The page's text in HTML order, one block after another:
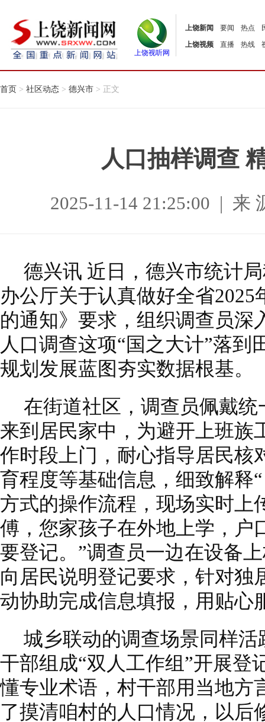
上饶视听网
上饶新闻 要闻 热点
上饶视频
直播 热线
首页 > 社区动态 > 德兴市 > 正文
人口抽样调查
2025-11-14 21:25:00 | 来
德兴讯 近日，德兴市统计
办公厅关于认真做好全省
的通知》要求，组织调查员深
人口调查这项“国之大计”落
规划发展蓝图夯实数据根基。
在街道社区，调查员佩戴
来到居民家中，为避开上班族
作时段上门，耐心指导居民核
育程度等基础信息，细致解释
方式的操作流程，现场实时上
傅，您家孩子在外地上学，户
要登记。”调查员一边在设备
向居民说明登记要求，针对独
动协助完成信息填报，用贴心
城乡联动的调查场景同样
干部组成“双人工作组”开展登
懂专业术语，村干部用当地方
了摸清咱村的人口情况，以后